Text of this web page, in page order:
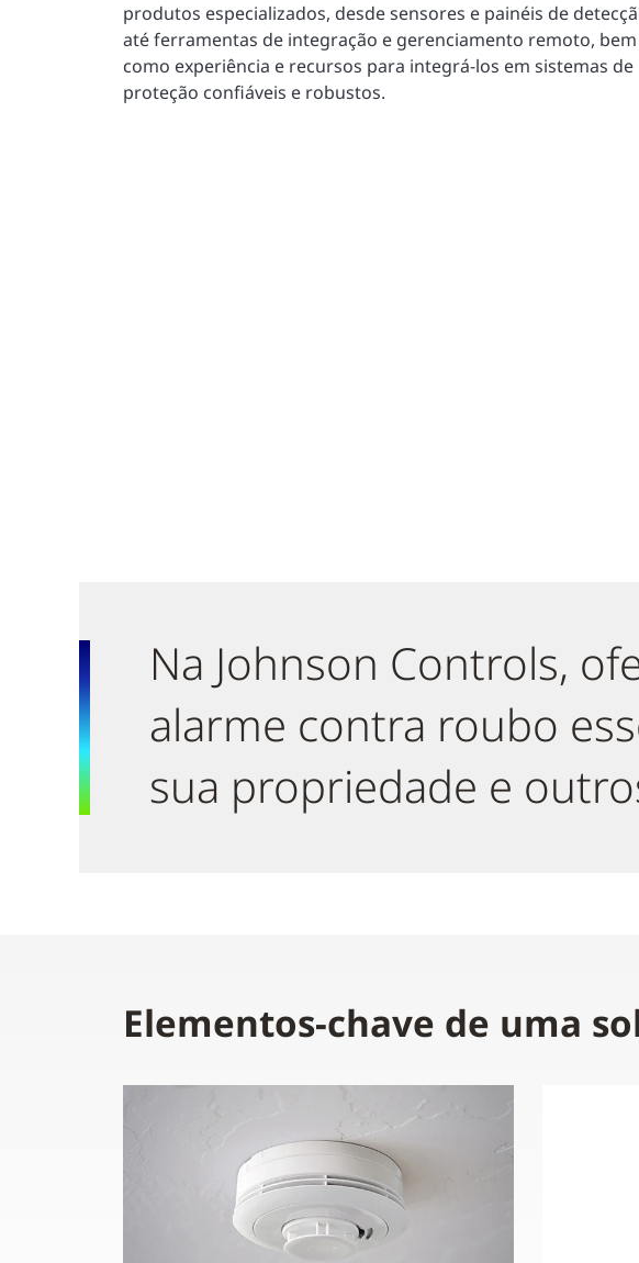
produtos especializados, desde sensores e painéis de
até ferramentas de integração e gerenciamento remoto, bem
como experiência e recursos para integrá-los em sistemas de
proteção confiáveis e robustos.
Na Johnson Controls,
alarme contra roubo
sua propriedade e
Elementos-chave de uma